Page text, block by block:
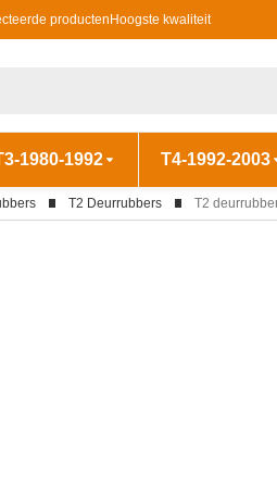
producten Hoogste kwaliteit
1980-1992 T4-1992-2003
T2 Deurrubbers T2